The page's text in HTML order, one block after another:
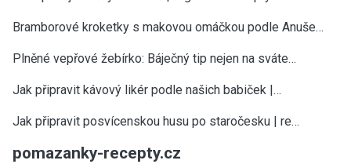
Bramborové kroketky s makovou omáčkou podle Anuše…
Plněné vepřové žebírko: Báječný tip nejen na sváte…
Jak připravit kávový likér podle našich babiček |…
Jak připravit posvícenskou husu po staročesku | re…
pomazanky-recepty.cz